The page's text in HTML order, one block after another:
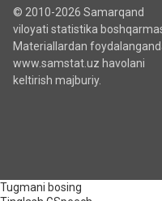
© 2010-2026 Samarqand
viloyati statistika
Materiallardan
www.samstat.uz havolani
keltirish majburiy.
Tugmani bosing